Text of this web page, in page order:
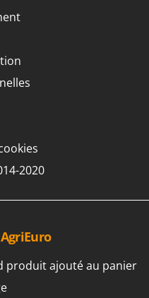
2020
produit ajouté au panier